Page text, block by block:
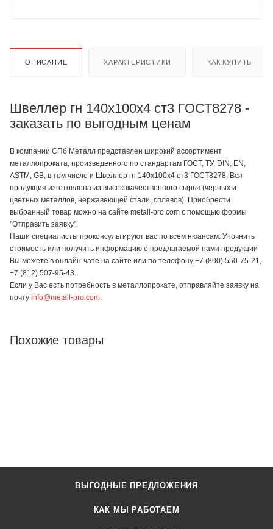
ОПИСАНИЕ ХАРАКТЕРИСТИКИ КАК КУПИТЬ
Швеллер гн 140х100х4 ст3 ГОСТ8278 -
заказать по выгодным ценам
В компании СПб Металл представлен широкий ассортимент
металлопроката, произведенного по стандартам ГОСТ, ТУ, DIN, EN,
ASTM, GB, в том числе и Швеллер гн 140х100х4 ст3 ГОСТ8278. Вся
продукция изготовлена из высококачественного сырья (черных и
цветных металлов, нержавеющей стали, сплавов). Приобрести
выбранный товар можно на сайте metall-pro.com с помощью формы
"Отправить заявку".
Наши специалисты проконсультируют вас по всем нюансам. Уточнить
стоимость или получить информацию о предлагаемой нами продукции
Вы можете в онлайн-чате на сайте или по телефону +7 (800) 550-75-21,
+7 (812) 507-95-43.
Если у Вас есть потребность в металлопрокате, отправляйте заявку на
почту info@metall-pro.com
Похожие товары
ВЫГОДНЫЕ ПРЕДЛОЖЕНИЯ
КАК МЫ РАБОТАЕМ